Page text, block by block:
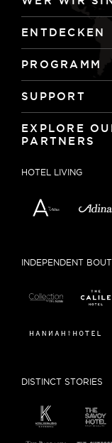
ENTDECKEN
PROGRAMM
SUPPORT
EXPLORE
PARTNERS
HOTEL LIVING
INDEPENDENT
DISTINCT STORIES